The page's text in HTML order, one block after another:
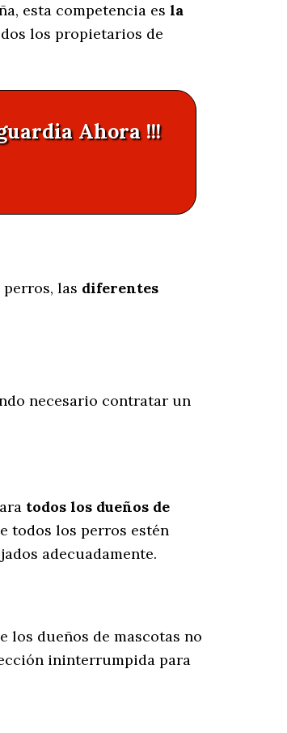
esta competencia es la
los propietarios de
Ahora !!!
las diferentes
necesario contratar un
todos los dueños de
todos los perros estén
adecuadamente.
los dueños de mascotas no
ininterrumpida para